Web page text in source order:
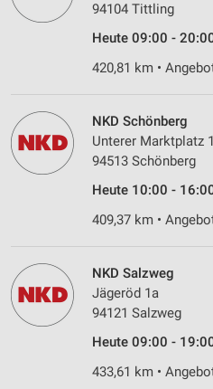
94104 Tittling
Heute 09:00 -
420,81 km •
NKD Schönberg
Unterer Marktplatz
94513 Schönberg
Heute 10:00 -
409,37 km •
NKD Salzweg
Jägeröd 1a
94121 Salzweg
Heute 09:00 -
433,61 km •